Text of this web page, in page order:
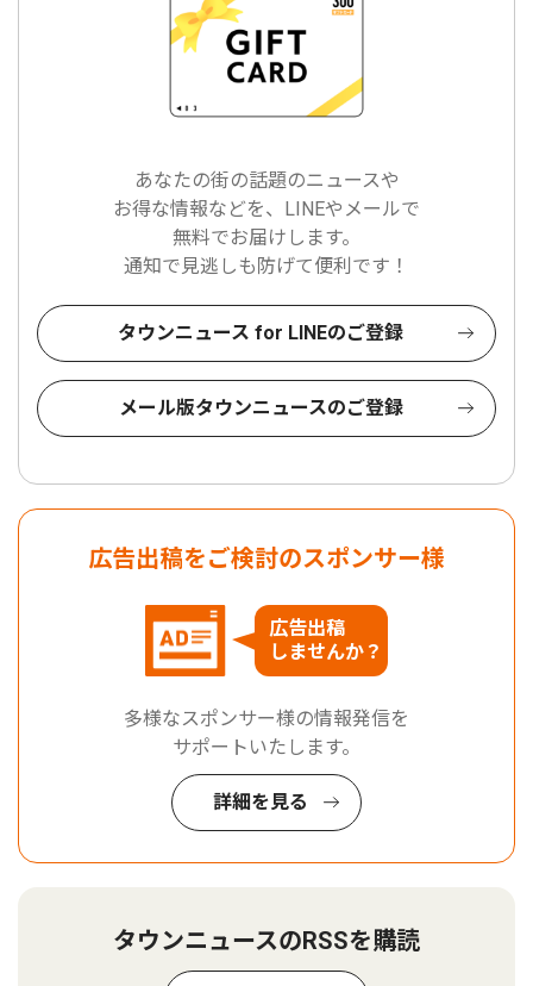
あなたの街の話題のニュースや
お得な情報などを、LINEやメールで
無料でお届けします。
通知で見逃しも防げて便利です！
タウンニュース for LINEのご登録
メール版タウンニュースのご登録
広告出稿をご検討のスポンサー様
広告出稿
しませんか？
多様なスポンサー様の情報発信を
サポートいたします。
詳細を見る
タウンニュースのRSSを購読